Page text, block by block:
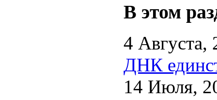
В этом
4 Августа,
ДНК
14 Июля,